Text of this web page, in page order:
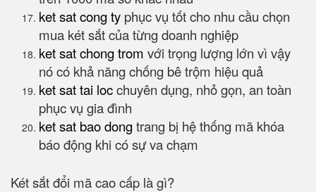
ket sat cong ty phục vụ tốt cho nhu cầu chọn
mua két sắt của từng doanh nghiệp
ket sat chong trom với trọng lượng lớn vì vậy
nó có khả năng chống bê trộm hiệu quả
ket sat tai locchuyên dụng, nhỏ gọn, an toàn
phục vụ gia đình
ket sat bao dongtrang bị hệ thống mã khóa
báo động khi có sự va chạm
Két sắt đổi mã cao cấp là gì?